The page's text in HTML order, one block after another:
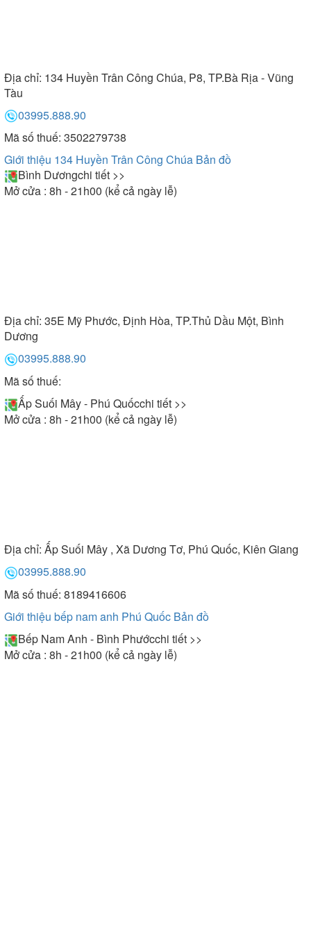
Địa chỉ: 134 Huyền Trân Công Chúa, P8, TP.Bà Rịa - Vũng
Tàu
03995.888.90
Mã số thuế: 3502279738
Giới thiệu 134 Huyền Trân Công Chúa Bản đồ
Bình Dươngchi tiết >>
Mở cửa : 8h - 21h00 (kể cả ngày lễ)
Địa chỉ: 35E Mỹ Phước, Định Hòa, TP.Thủ Dầu Một, Bình
Dương
03995.888.90
Mã số thuế:
Ấp Suối Mây - Phú Quốcchi tiết >>
Mở cửa : 8h - 21h00 (kể cả ngày lễ)
Địa chỉ: Ấp Suối Mây , Xã Dương Tơ, Phú Quốc, Kiên Giang
03995.888.90
Mã số thuế: 8189416606
Giới thiệu bếp nam anh Phú Quốc Bản đồ
Bếp Nam Anh - Bình Phướcchi tiết >>
Mở cửa : 8h - 21h00 (kể cả ngày lễ)